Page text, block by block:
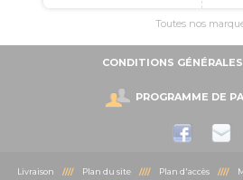
Toutes nos
CONDITIONS
PROGRAMME DE
Livraison //// Plan du site //// Plan d'accès ////